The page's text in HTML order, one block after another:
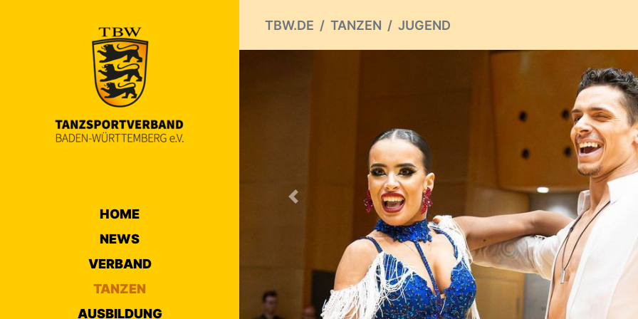
HOME
NEWS
VERBAND
TANZEN
AUSBILDUNG
TBW.DE TANZEN JUGEND
Previous